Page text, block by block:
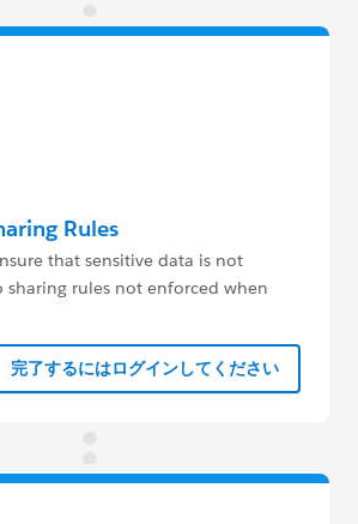
Rules
that sensitive data is not
sharing rules not enforced when
完了するにはログインしてください